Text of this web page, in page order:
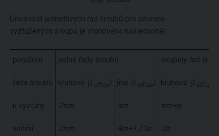
Únosnost jednotlivých řad šroubů pro pásnice
vyztužených sloupů je stanovena následovně:
porušení jedné řady šroubů skupiny řad
řada šroubů kruhové (L eff.cp ) jiné (L eff.op ) kruhové (L eff.cp
u výztuhy 2πm αm πm+p
vnitřní 2πm 4m+1,25e 2p